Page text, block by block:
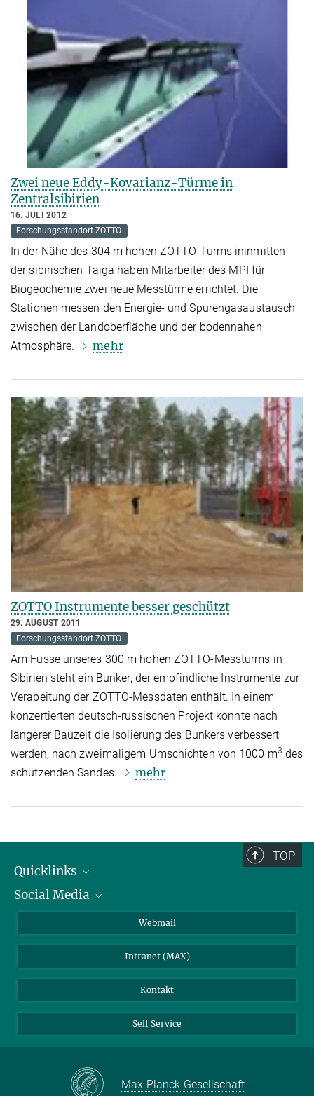
Zwei neue Eddy-Kovarianz-Türme in
Zentralsibirien
16. JULI 2012
Forschungsstandort ZOTTO
In der Nähe des 304 m hohen ZOTTO-Turms ininmitten
der sibirischen Taiga haben Mitarbeiter des MPI für
Biogeochemie zwei neue Messtürme errichtet. Die
Stationen messen den Energie- und Spurengasaustausch
zwischen der Landoberfläche und der bodennahen
Atmosphäre.
mehr
ZOTTO Instrumente besser geschützt
29. AUGUST 2011
Forschungsstandort ZOTTO
Am Fusse unseres 300 m hohen ZOTTO-Messturms in
Sibirien steht ein Bunker, der empfindliche Instrumente zur
Verabeitung der ZOTTO-Messdaten enthält. In einem
konzertierten deutsch-russischen Projekt konnte nach
längerer Bauzeit die Isolierung des Bunkers verbessert
werden, nach zweimaligem Umschichten von 1000 m3 des
schützenden Sandes.
mehr
TOP
Quicklinks
IMPRS Graduiertenschule
Social Media
Webmail
Intranet (MAX)
Kontakt
Self Service
Max-Planck-Gesellschaft